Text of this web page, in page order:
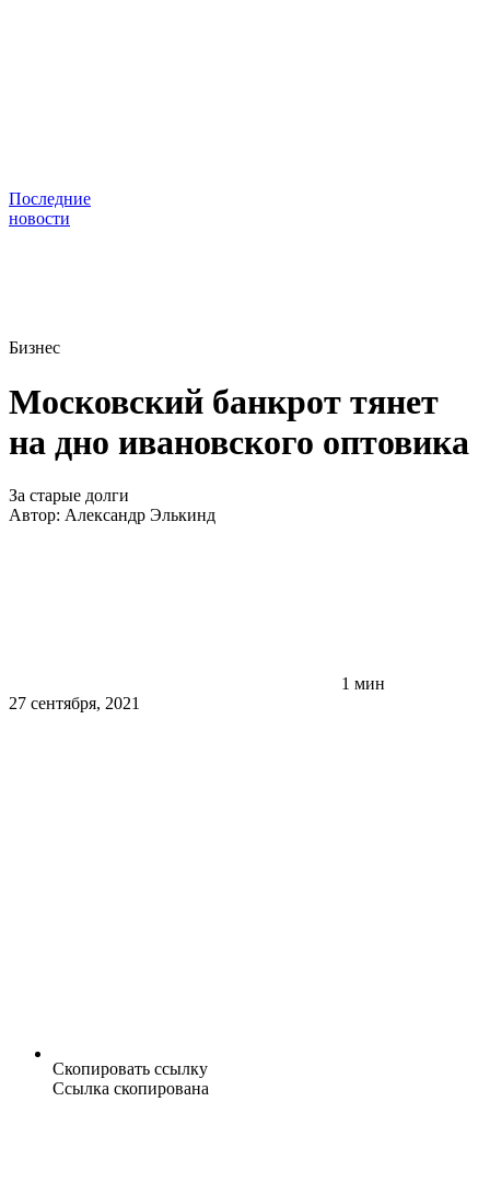
Последние
новости
Бизнес
Московский банкрот тянет
на дно ивановского оптовика
За старые долги
Автор: Александр Элькинд
1 мин
27 сентября, 2021
Скопировать ссылку
Ссылка скопирована